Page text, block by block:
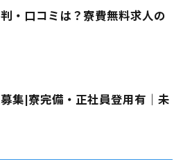
・口コミは？寮費無料求人の
集|寮完備・正社員登用有｜未